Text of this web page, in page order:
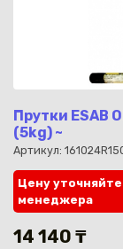
Прутки ESAB
(5kg) ~
Артикул:
Цену уточняйте
менеджера
14 140 ₸